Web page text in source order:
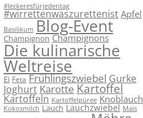
#leckeresfürjedentag
#wirrettenwaszurettenist Apfel
Basilikum Blog-Event
Champignon Champignons
Die kulinarische
Weltreise
Ei Feta Frühlingszwiebel Gurke
Joghurt Karotte Kartoffel
Kartoffeln Kartoffelpüree Knoblauch
Kokosmilch Lauch Lauchzwiebel Mais